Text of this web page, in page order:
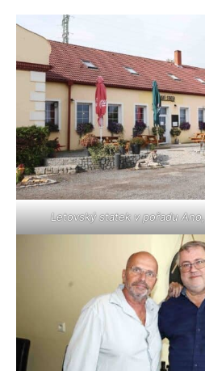
Letovský statek v pořadu